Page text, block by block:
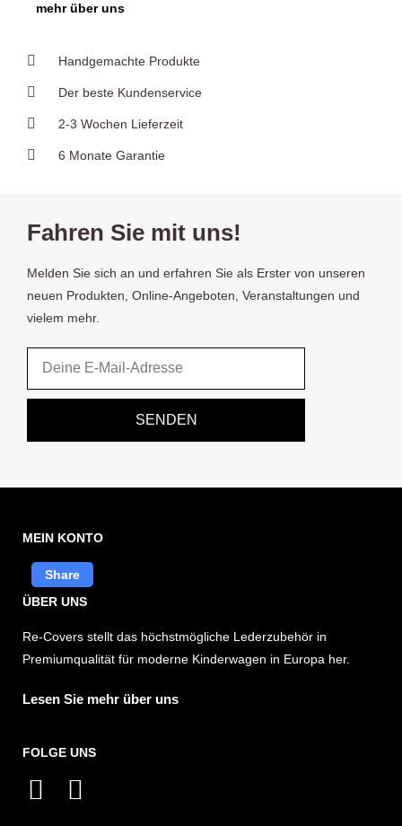
mehr über uns
Handgemachte Produkte
Der beste Kundenservice
2-3 Wochen Lieferzeit
6 Monate Garantie
Fahren Sie mit uns!
Melden Sie sich an und erfahren Sie als Erster von unseren
neuen Produkten, Online-Angeboten, Veranstaltungen und
vielem mehr.
SENDEN
MEIN KONTO
Share
ÜBER UNS
Re-Covers stellt das höchstmögliche Lederzubehör in
Premiumqualität für moderne Kinderwagen in Europa her.
Lesen Sie mehr über uns
FOLGE UNS
I
F